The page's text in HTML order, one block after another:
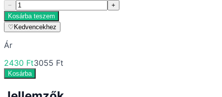
−
+
Kosárba teszem
♡ Kedvencekhez
Ár
2430 Ft3055 Ft
Kosárba